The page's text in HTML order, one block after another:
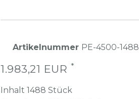
Artikelnummer PE-4500-1488
1.983,21 EUR *
Inhalt 1488 Stück